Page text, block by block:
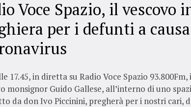
Voce Spazio, il vescovo
per i defunti a
17.45, in diretta su Radio Voce Spazio
monsignor Guido Gallese, all’interno di uno
da don Ivo Piccinini, pregherà per i nostri cari,